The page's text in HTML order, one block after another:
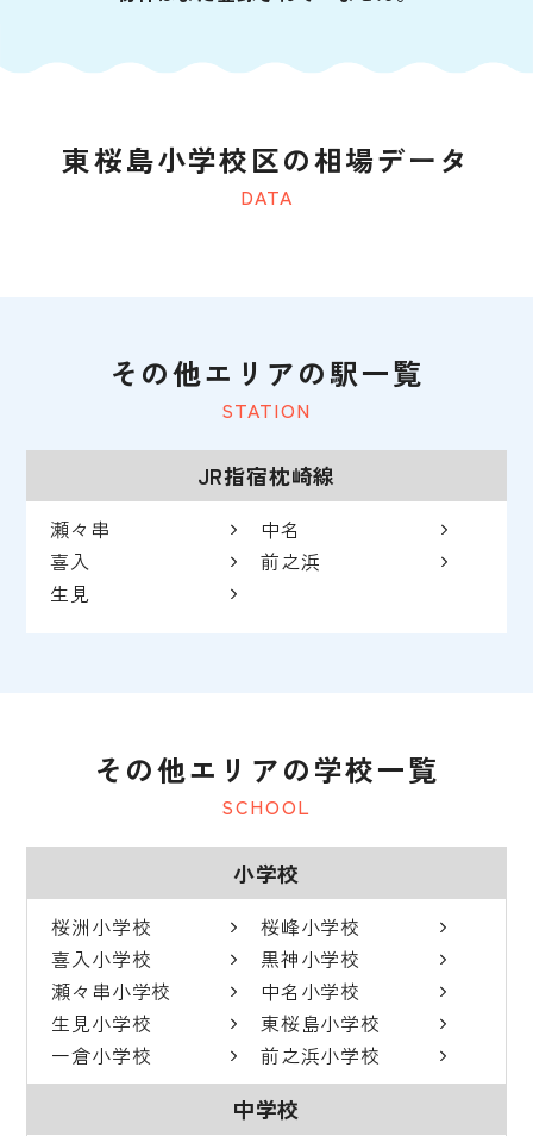
DATA
東桜島小学校区の相場データ
STATION
その他エリアの駅一覧
JR指宿枕崎線
瀬々串
中名
喜入
前之浜
生見
SCHOOL
その他エリアの学校一覧
小学校
桜洲小学校
桜峰小学校
喜入小学校
黒神小学校
瀬々串小学校
中名小学校
生見小学校
東桜島小学校
一倉小学校
前之浜小学校
中学校